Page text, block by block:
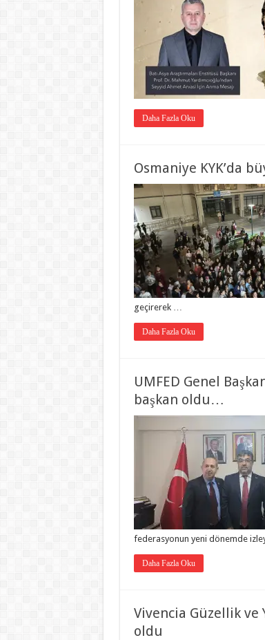
Daha Fazla Oku
Osmaniye KYK’da
geçirerek …
Daha Fazla Oku
UMFED Genel
başkan oldu…
federasyonun yeni dönemde
Daha Fazla Oku
Vivencia Güzellik ve
oldu